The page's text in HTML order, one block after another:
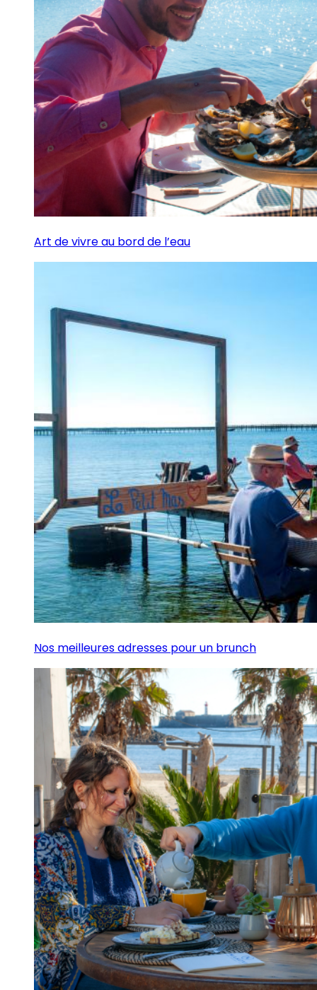
Art de vivre au bord de l’eau
Nos meilleures adresses pour un brunch